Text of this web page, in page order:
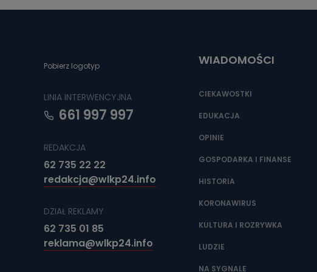
Można to zrobić pod
Pobierz logotyp
LINIA INTERWENCYJNA
661 997 997
REDAKCJA
62 735 22 22
redakcja@wlkp24.info
DZIAŁ REKLAMY
62 735 01 85
reklama@wlkp24.info
WIADOMOŚCI
CIEKAWOSTKI
EDUKACJA
OPINIE
GOSPODARKA I FINANSE
HISTORIA
KORONAWIRUS
KULTURA I ROZRYWKA
LUDZIE
NA SYGNALE